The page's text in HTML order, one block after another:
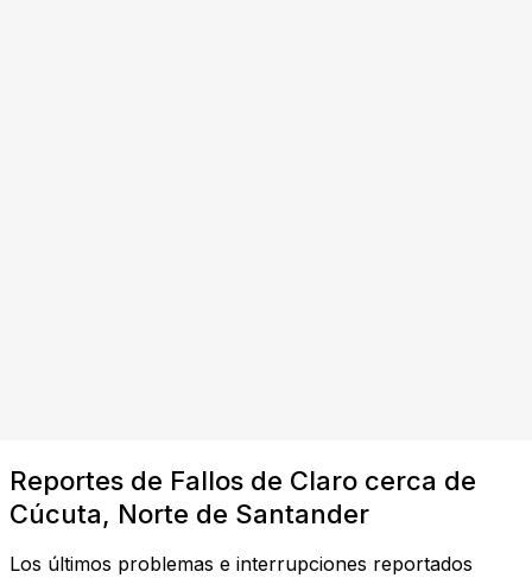
Reportes de Fallos de Claro cerca de
Cúcuta, Norte de Santander
Los últimos problemas e interrupciones reportados